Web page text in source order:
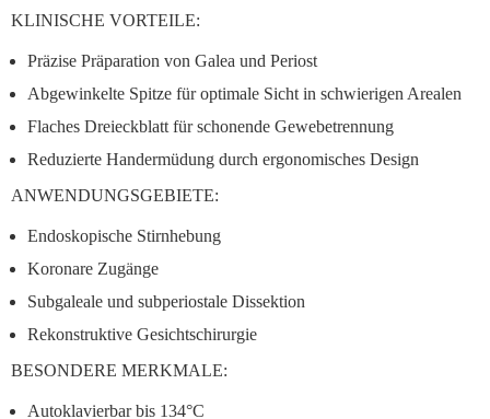
KLINISCHE VORTEILE:
Präzise Präparation von Galea und Periost
Abgewinkelte Spitze für optimale Sicht in schwierigen Arealen
Flaches Dreieckblatt für schonende Gewebetrennung
Reduzierte Handermüdung durch ergonomisches Design
ANWENDUNGSGEBIETE:
Endoskopische Stirnhebung
Koronare Zugänge
Subgaleale und subperiostale Dissektion
Rekonstruktive Gesichtschirurgie
BESONDERE MERKMALE:
Autoklavierbar bis 134°C